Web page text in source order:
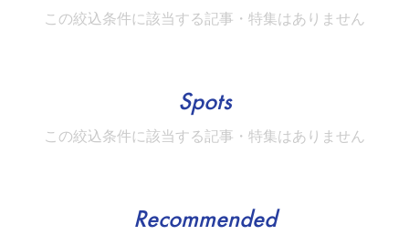
この絞込条件に該当する記事・特集はありません
Spots
この絞込条件に該当する記事・特集はありません
Recommended